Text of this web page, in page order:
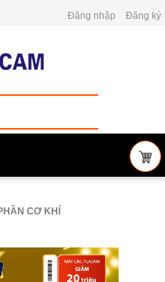
Đăng nhập Đăng ký
CƠ KHÍ